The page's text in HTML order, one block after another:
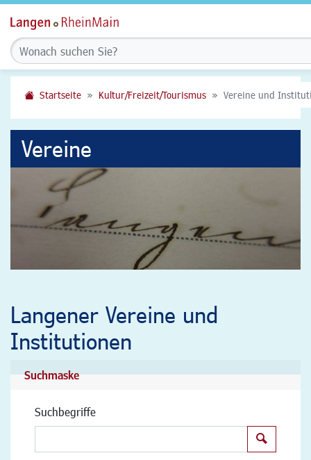
Startseite Kultur/Freizeit/Tourismus Vereine und
Vereine
Langener Vereine und
Institutionen
Suchmaske
Suchbegriffe